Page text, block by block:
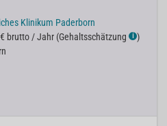
Klinikum Paderborn
brutto / Jahr (Gehaltsschätzung ℹ )